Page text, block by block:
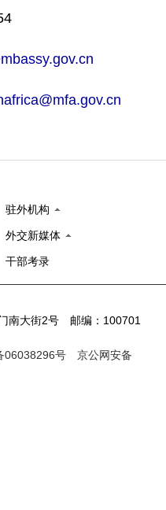
驻外机构
外交新媒体
干部考录
南大街2号 邮编：100701
06038296号
京公网安备